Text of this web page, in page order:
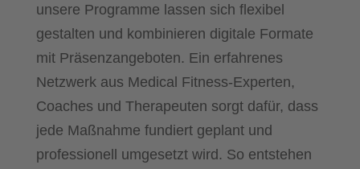
unsere Programme lassen sich flexibel
gestalten und kombinieren digitale Formate
mit Präsenzangeboten. Ein erfahrenes
Netzwerk aus Medical Fitness-Experten,
Coaches und Therapeuten sorgt dafür, dass
jede Maßnahme fundiert geplant und
professionell umgesetzt wird. So entstehen